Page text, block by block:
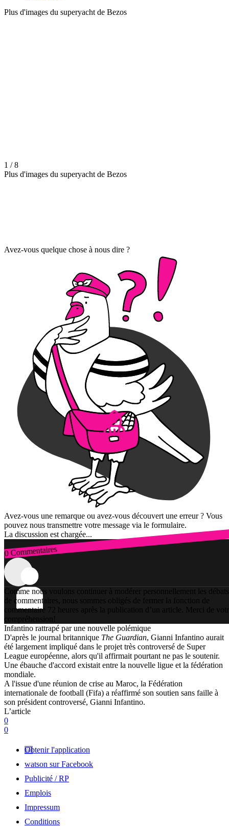
Plus d'images du superyacht de Bezos
1 / 8
Plus d'images du superyacht de Bezos
Avez-vous quelque chose à nous dire ?
Avez-vous une remarque ou avez-vous découvert une erreur ? Vous
pouvez nous transmettre votre message via le formulaire.
La discussion est chargée...
0 Commentaires
Connexion
Comme nous voulons continuer à modérer personnellement les débats
de commentaires, nous sommes obligés de fermer la fonction de
commentaire 72 heures après la publication d’un article. Merci de
compréhension!
Infantino rattrapé par une nouvelle polémique
D'après le journal britannique The Guardian, Gianni Infantino aurait
été largement impliqué dans le projet très controversé de Super
League européenne, alors qu'il affirmait pourtant ne pas le soutenir.
Une ébauche d'accord existait entre la nouvelle ligue et la fédération
mondiale.
A l'issue d'une réunion de crise au Maroc, la Fédération
internationale de football (Fifa) a réaffirmé son soutien sans faille à
son président controversé, Gianni Infantino.
L’article
0
0
Obtenir l'application
watson sur Facebook
Publicité / RP
Emplois
Impressum
Conditions